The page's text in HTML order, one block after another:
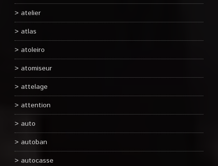
atelier
atlas
atoleiro
atomiseur
attelage
attention
auto
autoban
autocasse